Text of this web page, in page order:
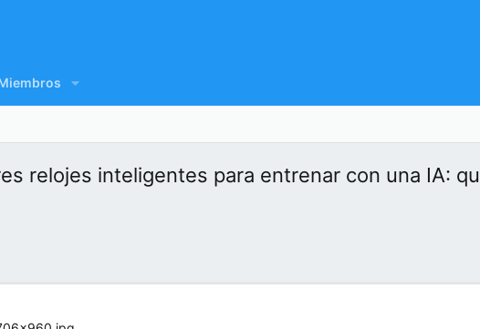
relojes inteligentes para entrenar con una IA: